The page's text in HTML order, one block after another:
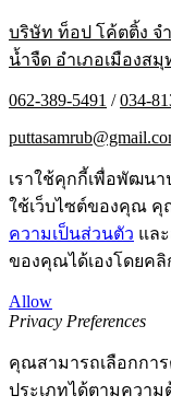
บริษัท ท็อป โค้ตติ้ง จ
น้ำจืด อำเภอเมืองส
062-389-5491 /034-
เราใช้คุกกี้เพื่อพัฒน
ใช้เว็บไซต์ของคุณ คุ
ความเป็นส่วนตัว แล
ของคุณได้เองโดยคลิ
Allow
Privacy Preferences
คุณสามารถเลือกกา
ประเภทได้ตามความ